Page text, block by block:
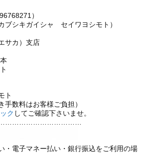
）
ブシキガイシャ セイワヨシモト）
サカ）支店
ト
手数料はお客様ご負担）
ク してご確認下さいませ。
・電子マネー払い・銀行振込をご利用の場